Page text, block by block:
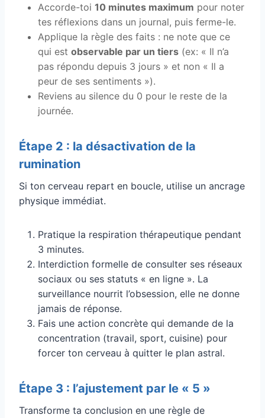
Accorde-toi 10 minutes maximum pour noter
tes réflexions dans un journal, puis ferme-le.
Applique la règle des faits : ne note que ce
qui est observable par un tiers (ex: « Il n’a
pas répondu depuis 3 jours » et non « Il a
peur de ses sentiments »).
Reviens au silence du 0 pour le reste de la
journée.
Étape 2 : la désactivation de la
rumination
Si ton cerveau repart en boucle, utilise un ancrage
physique immédiat.
Pratique la respiration thérapeutique pendant
3 minutes.
Interdiction formelle de consulter ses réseaux
sociaux ou ses statuts « en ligne ». La
surveillance nourrit l’obsession, elle ne donne
jamais de réponse.
Fais une action concrète qui demande de la
concentration (travail, sport, cuisine) pour
forcer ton cerveau à quitter le plan astral.
Étape 3 : l’ajustement par le « 5 »
Transforme ta conclusion en une règle de